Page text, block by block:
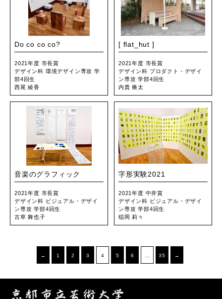
Do co co co?
2021年度 市長賞
デザイン科 環境デザイン専攻 学
部4回生
西尾 綾香
[ flat_hut ]
2021年度 市長賞
デザイン科 プロダクト・デザイ
ン専攻 学部4回生
内貴 脩太
音楽のグラフィック
2021年度 市長賞
デザイン科 ビジュアル・デザイ
ン専攻 学部4回生
古草 舞也子
字形実験2021
2021年度 中井賞
デザイン科 ビジュアル・デザイ
ン専攻 学部4回生
稲岡 莉々
← 1 2 3 4 5 6 35 →